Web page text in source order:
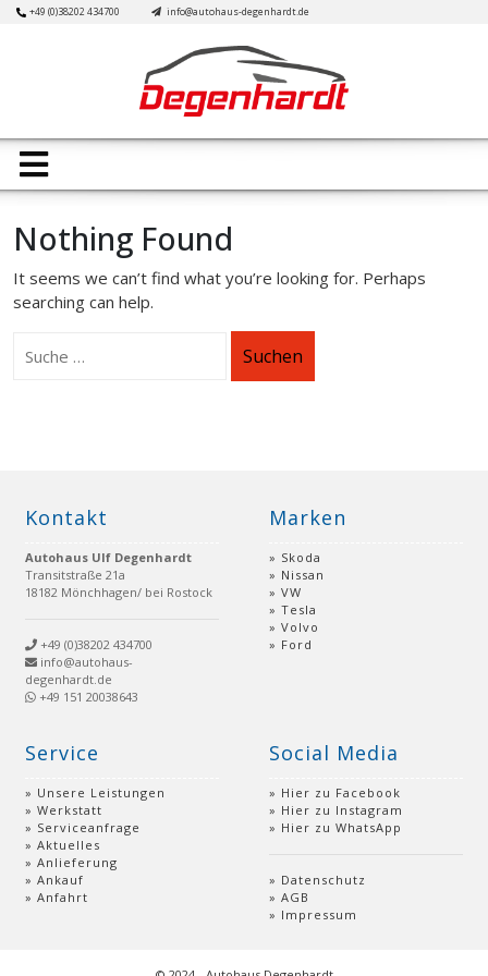
Skip+49 (0)38202 434700 info@autohaus-degenhardt.de
Open
Nothing Found
It seems we can’t find what you’re looking for. Perhaps
searching can help.
Suchen
Kontakt
Autohaus Ulf Degenhardt
Transitstraße 21a
18182 Mönchhagen/ bei Rostock
+49 (0)38202 434700
info@autohaus-
degenhardt.de
+49 151 20038643
Marken
Skoda
Nissan
VW
Tesla
Volvo
Ford
Service
Unsere Leistungen
Werkstatt
Serviceanfrage
Aktuelles
Anlieferung
Ankauf
Anfahrt
Social Media
Hier zu Facebook
Hier zu Instagram
Hier zu WhatsApp
Datenschutz
AGB
Impressum